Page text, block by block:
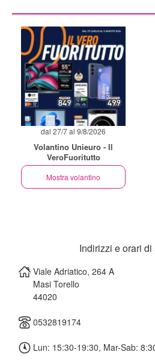
dal 27/7 al 9/8/2026
Volantino Unieuro - Il
VeroFuoritutto
Mostra volantino
Indirizzi e orari di
Viale Adriatico, 264 A
Masi Torello
44020
0532819174
Lun: 15:30-19:30, Mar-Sab: